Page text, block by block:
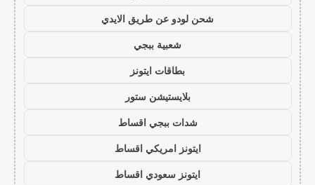
شحن لودو عن طريق الايدي
شعبية ببجي
بطاقات ايتونز
بلايستيشن ستور
شدات ببجي اقساط
ايتونز امريكي اقساط
ايتونز سعودي اقساط